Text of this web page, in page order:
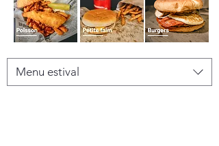
Menu estival